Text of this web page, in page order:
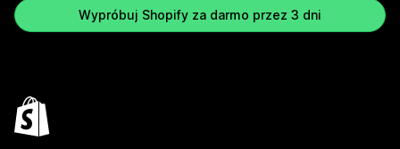
Wypróbuj Shopify za darmo przez 3 dni